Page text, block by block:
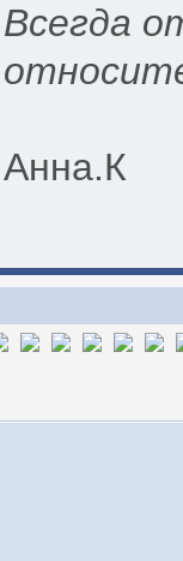
Всегда
Анна.К